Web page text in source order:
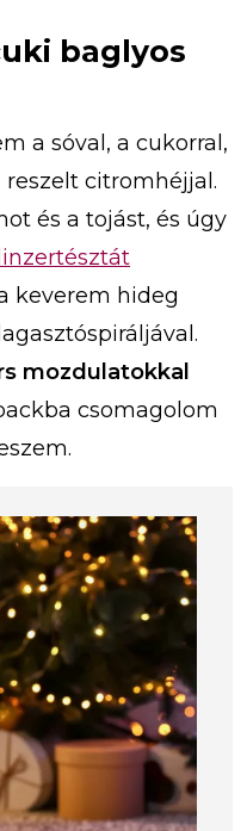
baglyos
a sóval, a cukorral,
citromhéjjal.
és a tojást, és úgy
linzertésztát
keverem hideg
mozdulatokkal
csomagolom